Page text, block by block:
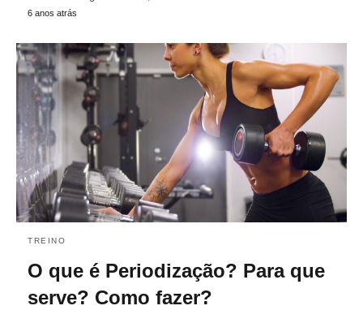
6 anos atrás
TREINO
O que é Periodização? Para que
serve? Como fazer?